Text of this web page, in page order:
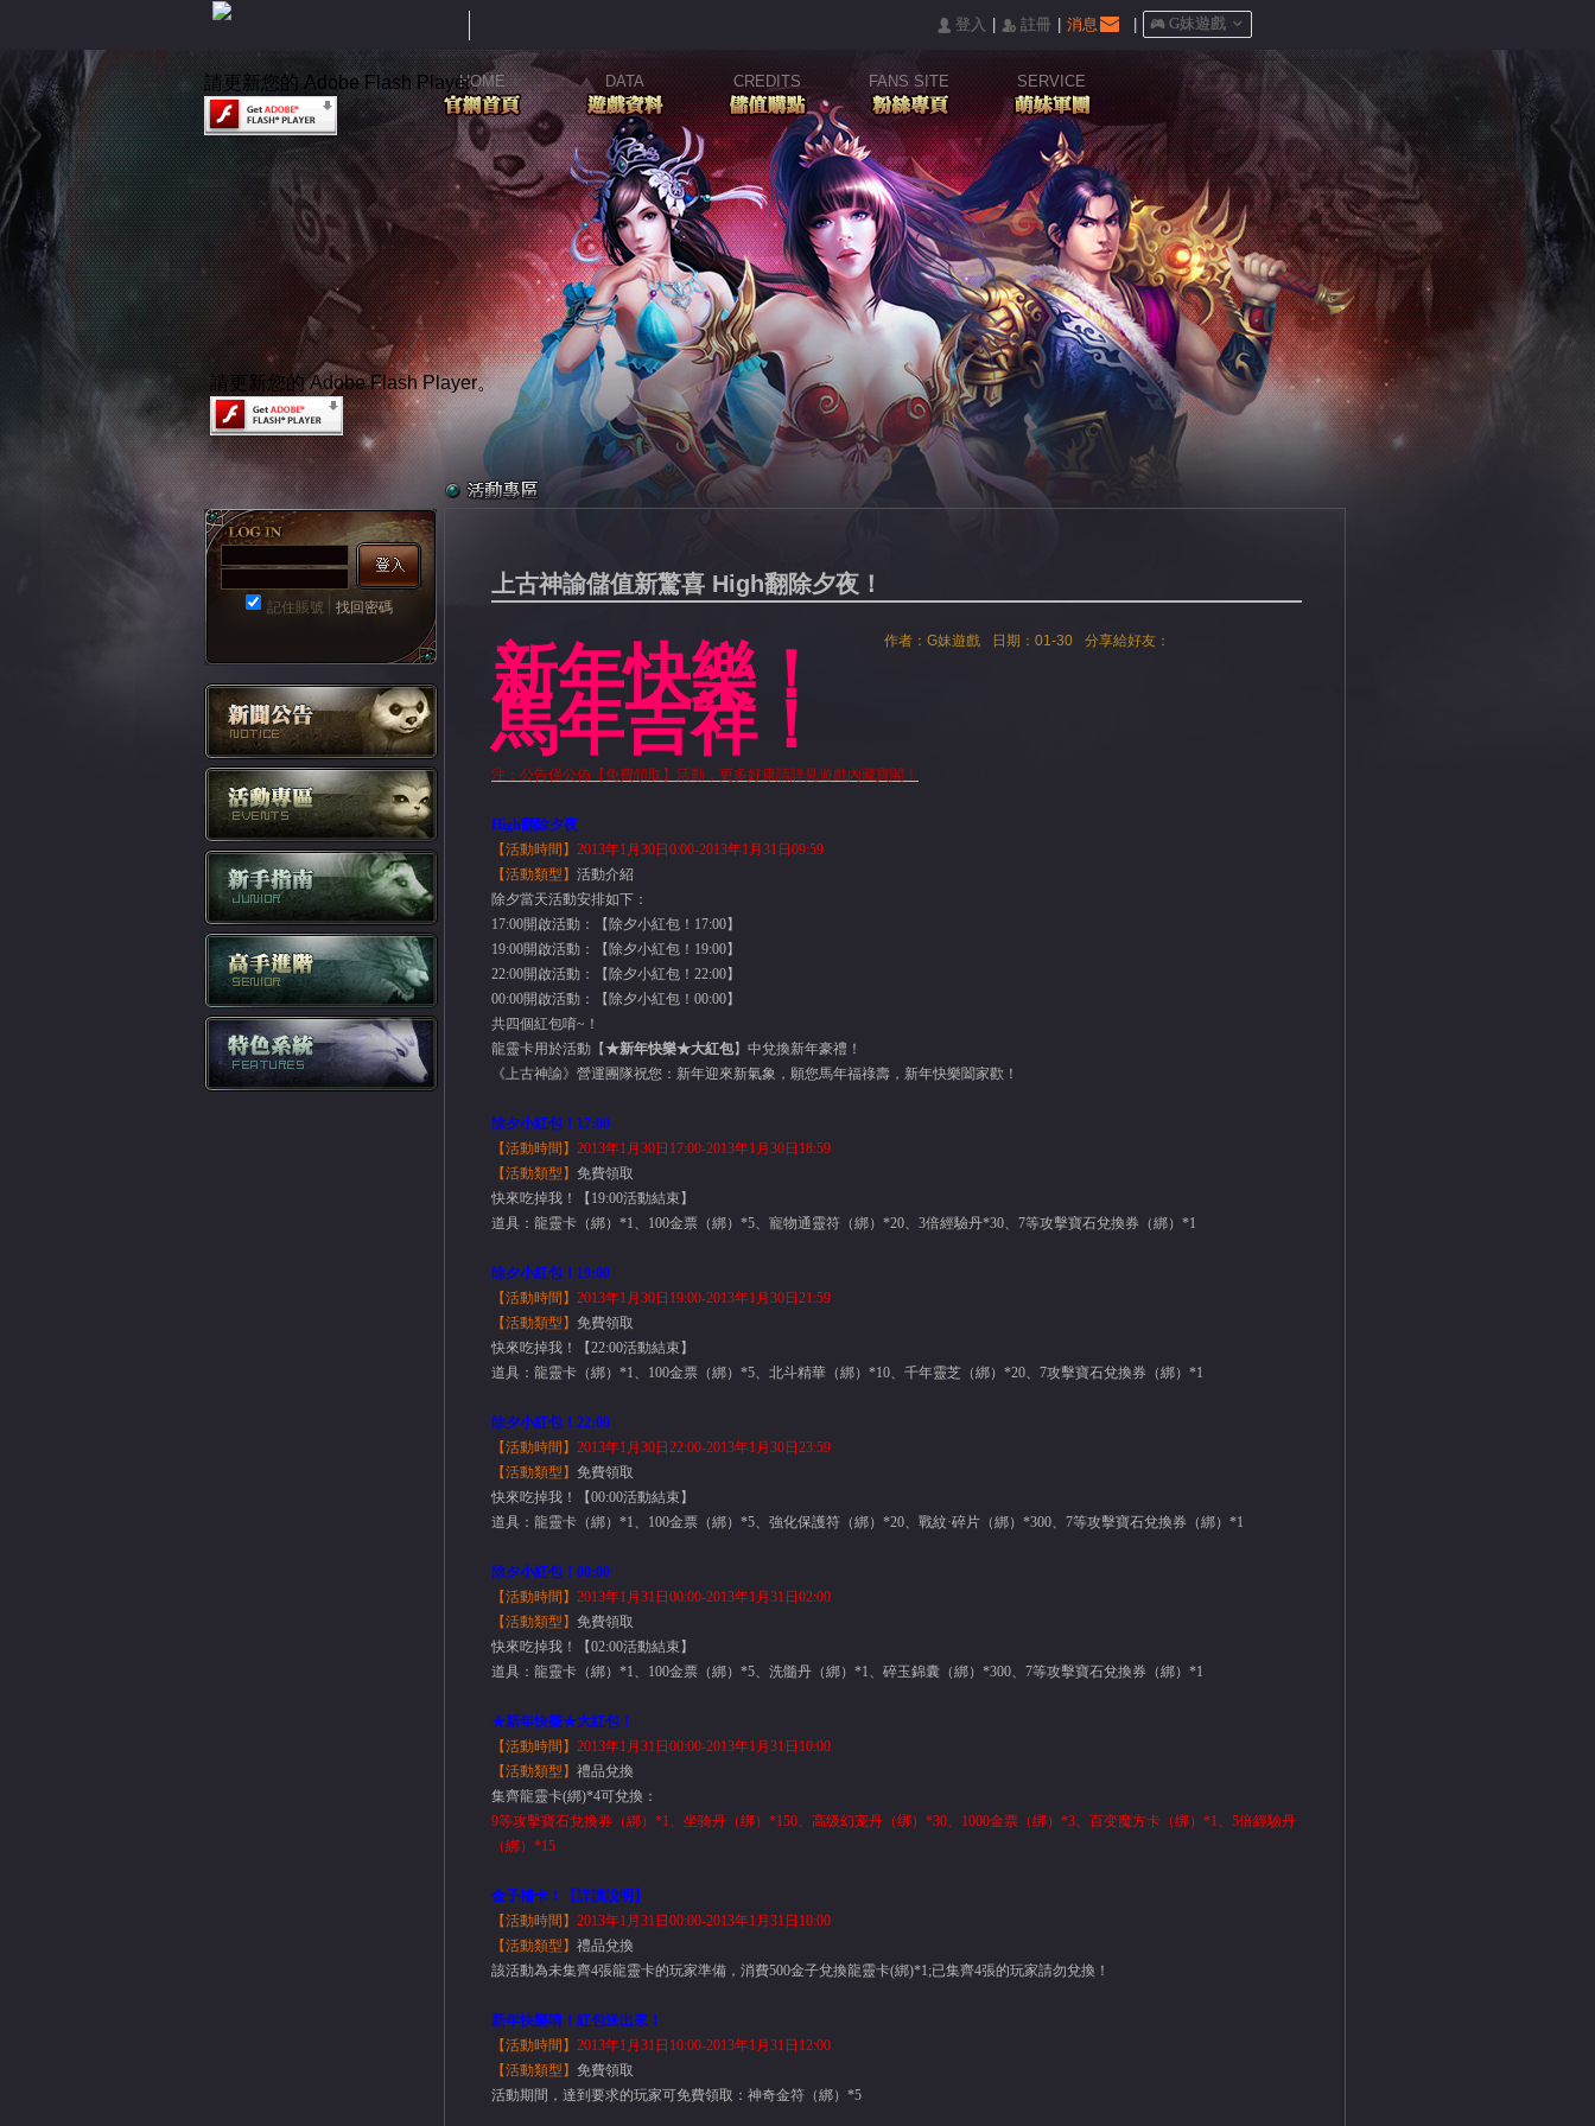
󰄭 登入 󰅍 註冊 消息 󰀷 G妹遊戲 
請更新您的 Adobe Flash Player。
請更新您的 Adobe Flash Player。
HOME DATA CREDITS FANS SITE SERVICE
記住賬號 找回密碼
上古神諭儲值新驚喜 High翻除夕夜！
作者：G妹遊戲 日期：01-30 分享給好友：
新年快樂！
馬年吉祥！
注：公告僅公佈【免費領取】活動，更多好康請詳見遊戲內藏寶閣！
High翻除夕夜
【活動時間】 2013年1 月 30日 0:00-2013年1 月 31 日 09:59
【活動類型 】 活動介紹
除夕當天活動安排如下：
17:00開啟活動：【除夕小紅包！17:00】
19:00開啟活動：【除夕小紅包！19:00】
22:00開啟活動：【除夕小紅包！22:00】
00:00開啟活動：【除夕小紅包！00:00】
共四個紅包唷~！
龍靈卡用於活動【★新年快樂★大紅包】中兌換新年豪禮！
《上古神諭》營運團隊祝您： 新年迎來新氣象，願您馬年福祿壽，新年快樂闔家歡！
除夕小紅包！17:00
【活動時間】 2013年1 月 30日 17:00-2013年1 月 30日 18:59
【活動類型 】 免費領取
快來吃掉我！【19:00活動結束】
道具：龍靈卡（綁）*1、100金票（綁）*5、寵物通靈符（綁）*20、3倍經驗丹*30、7等攻擊寶石兌換券（綁）*1
除夕小紅包！19:00
【活動時間】 2013年1 月 30日 19:00-2013年1 月 30日 21:59
【活動類型 】 免費領取
快來吃掉我！【22:00活動結束】
道具：龍靈卡（綁）*1、100金票（綁）*5、北斗精華（綁）*10、千年靈芝（綁）*20、7攻擊寶石兌換券（綁）*1
除夕小紅包！22:00
【活動時間】 2013年1 月 30日 22:00-2013年1 月 30日 23:59
【活動類型 】 免費領取
快來吃掉我！【00:00活動結束】
道具：龍靈卡（綁）*1、100金票（綁）*5、強化保護符（綁）*20、戰紋·碎片（綁）*300、7等攻擊寶石兌換券（綁）*1
除夕小紅包！00:00
【活動時間】 2013年1 月 31 日 00:00-2013年1 月 31 日 02:00
【活動類型 】 免費領取
快來吃掉我！【02:00活動結束】
道具：龍靈卡（綁）*1、100金票（綁）*5、洗髓丹（綁）*1、碎玉錦囊（綁）*300、7等攻擊寶石兌換券（綁）*1
★新年快樂★大紅包！
【活動時間】 2013年1 月 31 日 00:00-2013年1 月 31 日 10:00
【活動類型 】 禮品兌換
集齊龍靈卡(綁)*4可兌換：
9等攻擊寶石兌換券（綁）*1、坐骑丹（绑）*150、高级幻宠丹（绑）*30、1000金票（绑）*3、百变魔方卡（绑）*1、5倍經驗丹
（綁）*15
金子補卡！【詳讀說明】
【活動時間】 2013年1 月 31 日 00:00-2013年1 月 31 日 10:00
【活動類型 】 禮品兌換
該活動為未集齊4張龍靈卡的玩家準備，消費500金子兌換龍靈卡(綁)*1;已集齊4張的玩家請勿兌換！
新年快樂唷！紅包送出來！
【活動時間】 2013年1 月 31 日 10:00-2013年1 月 31 日 12:00
【活動類型 】 免費領取
活動期間，達到要求的玩家可免費領取：神奇金符（綁）*5